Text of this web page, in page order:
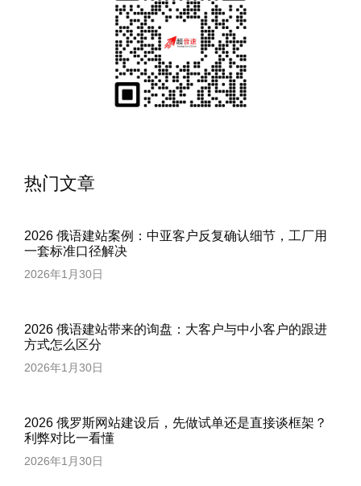
热门文章
2026 俄语建站案例：中亚客户反复确认细节，工厂用
一套标准口径解决
2026年1月30日
2026 俄语建站带来的询盘：大客户与中小客户的跟进
方式怎么区分
2026年1月30日
2026 俄罗斯网站建设后，先做试单还是直接谈框架？
利弊对比一看懂
2026年1月30日